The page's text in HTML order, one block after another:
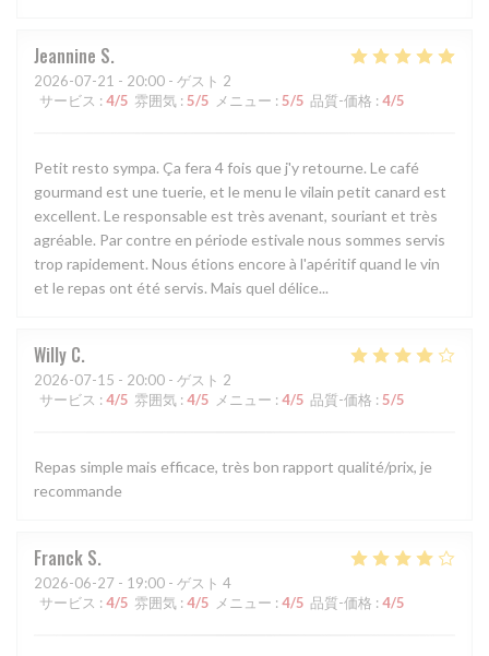
Jeannine S
2026-07-21 - 20:00 - ゲスト 2
サービス : 4/5 雰囲気 : 5/5 メニュー : 5/5 品質-価格 : 4/5
Petit resto sympa. Ça fera 4 fois que j'y retourne. Le café
gourmand est une tuerie, et le menu le vilain petit canard est
excellent. Le responsable est très avenant, souriant et très
agréable. Par contre en période estivale nous sommes servis
trop rapidement. Nous étions encore à l'apéritif quand le vin
et le repas ont été servis. Mais quel délice...
Willy C
2026-07-15 - 20:00 - ゲスト 2
サービス : 4/5 雰囲気 : 4/5 メニュー : 4/5 品質-価格 : 5/5
Repas simple mais efficace, très bon rapport qualité/prix, je
recommande
Franck S
2026-06-27 - 19:00 - ゲスト 4
サービス : 4/5 雰囲気 : 4/5 メニュー : 4/5 品質-価格 : 4/5